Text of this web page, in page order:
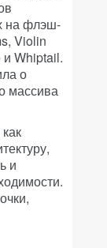
на флэш-
Violin
и Whiptail.
о
массива
и